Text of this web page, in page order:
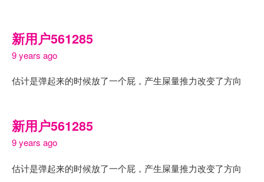
新用户561285
9 years ago
估计是弹起来的时候放了一个屁，产生屎量推力改变了方向
新用户561285
9 years ago
估计是弹起来的时候放了一个屁，产生屎量推力改变了方向